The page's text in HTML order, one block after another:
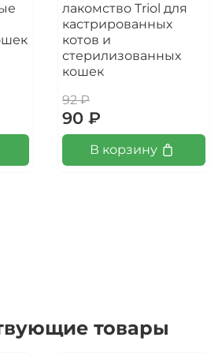
лакомство Triol для
кастрированных
котов и
стерилизованных
кошек
92 ₽
90 ₽
В корзину
товары